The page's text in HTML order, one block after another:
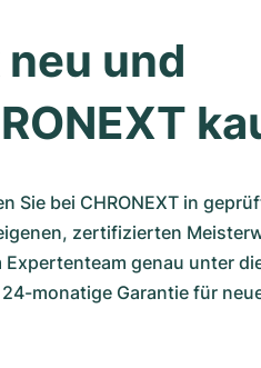
und
Sie bei CHRONEXT in
zertifizierten
genau unter
monatige Garantie für